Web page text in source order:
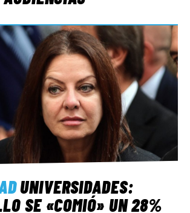
UNIVERSIDADES:
SE «COMIÓ» UN 28%